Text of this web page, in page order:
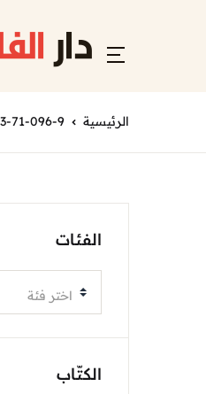
الرئيسية 71-096-9
الفئات
اختر فئة
الكتّاب